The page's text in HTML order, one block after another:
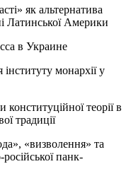
як альтернатива
Латинської Америки
в Украине
монархії у
теорії в
традиції
«визволення» та
панк-